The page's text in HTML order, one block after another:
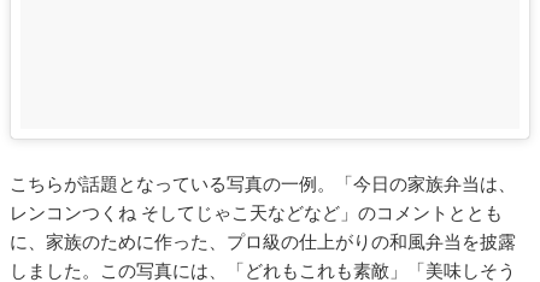
こちらが話題となっている写真の一例。「今日の家族弁当は、
レンコンつくね そしてじゃこ天などなど」のコメントととも
に、家族のために作った、プロ級の仕上がりの和風弁当を披露
しました。この写真には、「どれもこれも素敵」「美味しそう